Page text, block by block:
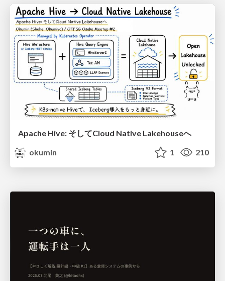
Apache Hive: そしてCloud Native Lakehouseへ
okumin
1 210